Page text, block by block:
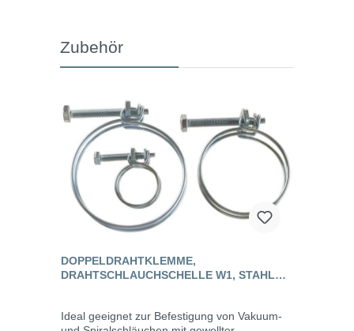
Zubehör
DOPPELDRAHTKLEMME,
DRAHTSCHLAUCHSCHELLE W1, STAHL
Ideal geeignet zur Befestigung von Vakuum-